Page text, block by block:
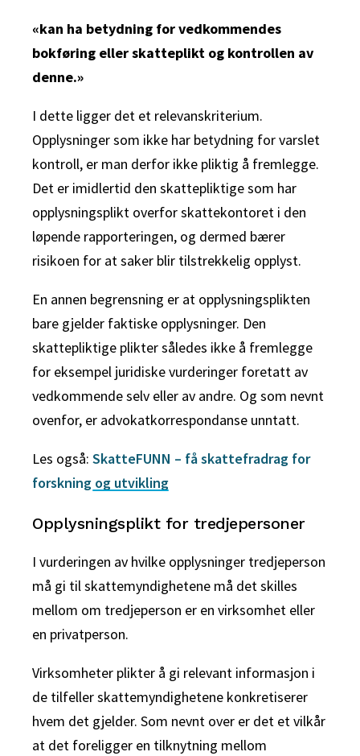
«kan ha betydning for vedkommendes
bokføring eller skatteplikt og kontrollen av
denne.»
I dette ligger det et relevanskriterium.
Opplysninger som ikke har betydning for varslet
kontroll, er man derfor ikke pliktig å fremlegge.
Det er imidlertid den skattepliktige som har
opplysningsplikt overfor skattekontoret i den
løpende rapporteringen, og dermed bærer
risikoen for at saker blir tilstrekkelig opplyst.
En annen begrensning er at opplysningsplikten
bare gjelder faktiske opplysninger. Den
skattepliktige plikter således ikke å fremlegge
for eksempel juridiske vurderinger foretatt av
vedkommende selv eller av andre. Og som nevnt
ovenfor, er advokatkorrespondanse unntatt.
Les også: SkatteFUNN – få skattefradrag for
forskning og utvikling
Opplysningsplikt for tredjepersoner
I vurderingen av hvilke opplysninger tredjeperson
må gi til skattemyndighetene må det skilles
mellom om tredjeperson er en virksomhet eller
en privatperson.
Virksomheter plikter å gi relevant informasjon i
de tilfeller skattemyndighetene konkretiserer
hvem det gjelder. Som nevnt over er det et vilkår
at det foreligger en tilknytning mellom